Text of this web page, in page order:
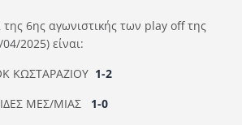
6ης αγωνιστικής των play off της
2025) είναι:
ΚΩΣΤΑΡΑΖΙΟΥ 1-2
ΜΕΣ/ΜΙΑΣ
1-0